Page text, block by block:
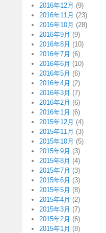
2016年12月 (9)
2016年11月 (23)
2016年10月 (28)
2016年9月 (9)
2016年8月 (10)
2016年7月 (6)
2016年6月 (10)
2016年5月 (6)
2016年4月 (2)
2016年3月 (7)
2016年2月 (6)
2016年1月 (6)
2015年12月 (4)
2015年11月 (3)
2015年10月 (5)
2015年9月 (3)
2015年8月 (4)
2015年7月 (3)
2015年6月 (3)
2015年5月 (8)
2015年4月 (2)
2015年3月 (7)
2015年2月 (6)
2015年1月 (8)